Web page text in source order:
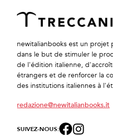
newitalianbooks est un projet
dans le but de stimuler le
de l'édition italienne,
étrangers et de renforcer la
des institutions italiennes à
redazione@newitalianbooks.it
SUIVEZ-NOUS: